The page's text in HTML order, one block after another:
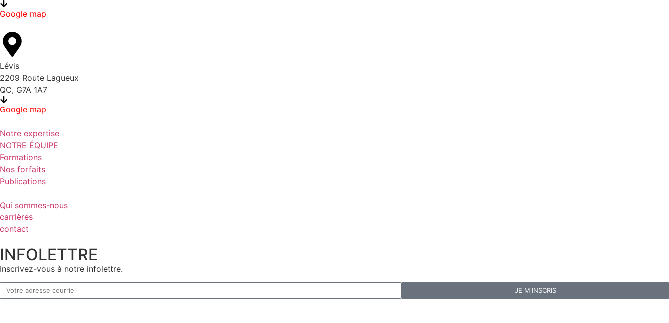
Google map
Lévis
2209 Route Lagueux
QC, G7A 1A7
Google map
Notre expertise
NOTRE ÉQUIPE
Formations
Nos forfaits
Publications
Qui sommes-nous
carrières
contact
INFOLETTRE
Inscrivez-vous à notre infolettre.
JE M'INSCRIS